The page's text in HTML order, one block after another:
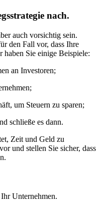
nach.
auch vorsichtig sein.
den Fall vor, dass Ihre
Sie einige Beispiele:
an Investoren;
um Steuern zu sparen;
schließe es dann.
Zeit und Geld zu
und stellen Sie sicher, dass
Unternehmen.